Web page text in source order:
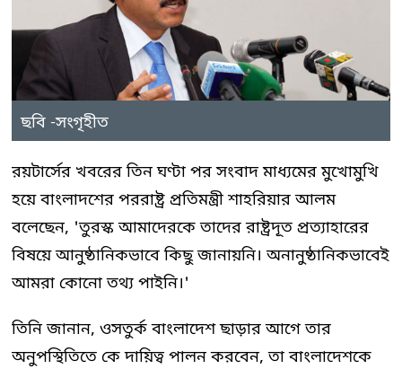
ছবি -সংগৃহীত
রয়টার্সের খবরের তিন ঘণ্টা পর সংবাদ মাধ্যমের মুখোমুখি
হয়ে বাংলাদশের পররাষ্ট্র প্রতিমন্ত্রী শাহরিয়ার আলম
বলেছেন, 'তুরস্ক আমাদেরকে তাদের রাষ্ট্রদূত প্রত্যাহারের
বিষয়ে আনুষ্ঠানিকভাবে কিছু জানায়নি। অনানুষ্ঠানিকভাবেই
আমরা কোনো তথ্য পাইনি।'
তিনি জানান, ওসতুর্ক বাংলাদেশ ছাড়ার আগে তার
অনুপস্থিতিতে কে দায়িত্ব পালন করবেন, তা বাংলাদেশকে